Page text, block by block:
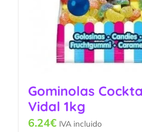
Gominolas
Vidal 1kg
6.24€ IVA incluido